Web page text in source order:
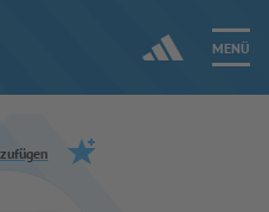
MENÜ
Jetzt einloggen